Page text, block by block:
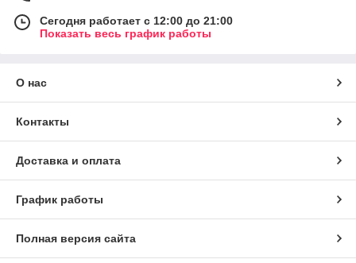
Сегодня работает с 12:00 до 21:00
Показать весь график работы
О нас
Контакты
Доставка и оплата
График работы
Полная версия сайта